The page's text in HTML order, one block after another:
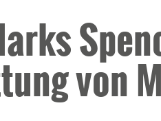
von